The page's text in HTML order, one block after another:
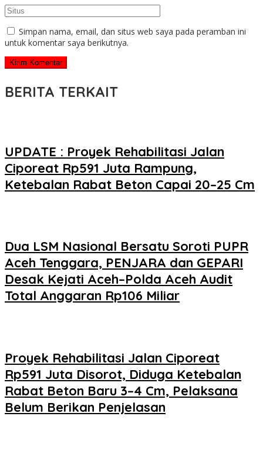
Simpan nama, email, dan situs web saya pada peramban ini
untuk komentar saya berikutnya.
BERITA TERKAIT
UPDATE : Proyek Rehabilitasi Jalan
Ciporeat Rp591 Juta Rampung,
Ketebalan Rabat Beton Capai 20–25 Cm
Dua LSM Nasional Bersatu Soroti PUPR
Aceh Tenggara, PENJARA dan GEPARI
Desak Kejati Aceh–Polda Aceh Audit
Total Anggaran Rp106 Miliar
Proyek Rehabilitasi Jalan Ciporeat
Rp591 Juta Disorot, Diduga Ketebalan
Rabat Beton Baru 3–4 Cm, Pelaksana
Belum Berikan Penjelasan